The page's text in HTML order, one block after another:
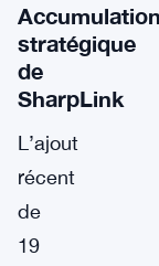
Accumulation
stratégique
de
SharpLink
L’ajout
récent
de
19